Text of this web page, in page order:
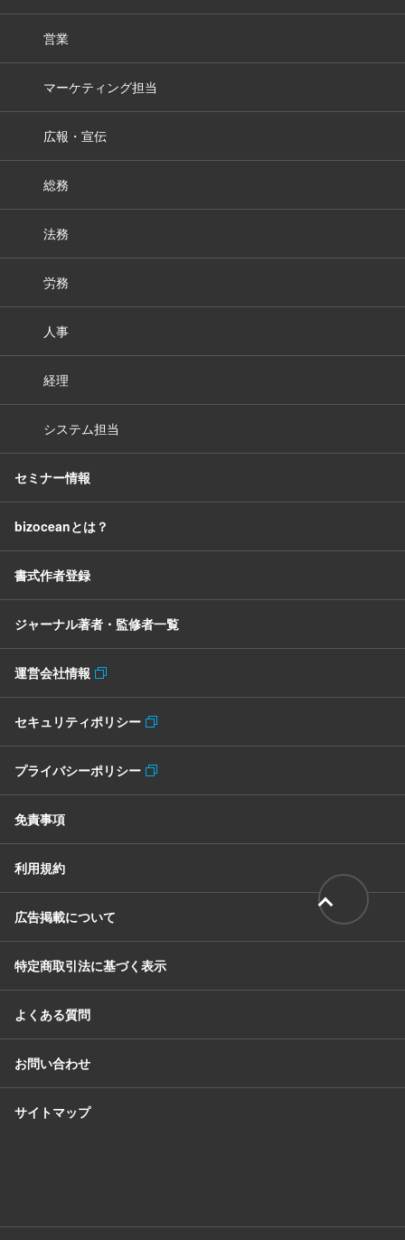
営業
マーケティング担当
広報・宣伝
総務
法務
労務
人事
経理
システム担当
セミナー情報
bizoceanとは？
書式作者登録
ジャーナル著者・監修者一覧
運営会社情報
セキュリティポリシー
プライバシーポリシー
免責事項
利用規約
広告掲載について
特定商取引法に基づく表示
よくある質問
お問い合わせ
サイトマップ